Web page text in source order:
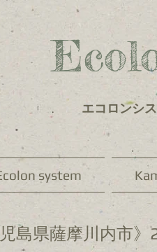
エコロンシ
system
島県薩摩川内市》